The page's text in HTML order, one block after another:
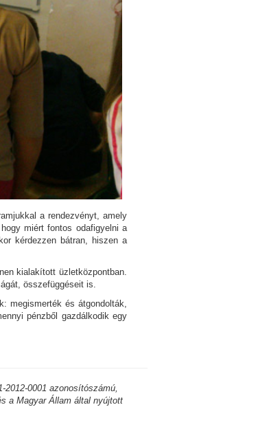
a rendezvényt, amely
miért fontos odafigyelni a
kérdezzen bátran, hiszen a
kialakított üzletközpontban.
összefüggéseit is.
megismerték és átgondolták,
pénzből gazdálkodik egy
0001 azonosítószámú,
a Magyar Állam által nyújtott